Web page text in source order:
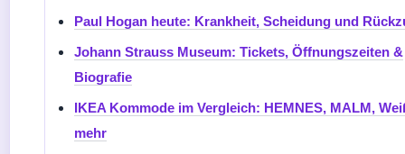
Paul Hogan heute: Krankheit, Scheidung und
Johann Strauss Museum: Tickets, Öffnungszeiten &
Biografie
IKEA Kommode im Vergleich: HEMNES, MALM,
mehr